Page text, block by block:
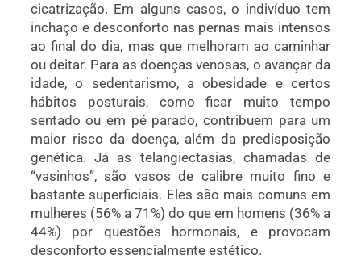
cicatrização. Em alguns casos, o indivíduo tem
inchaço e desconforto nas pernas mais intensos
ao final do dia, mas que melhoram ao caminhar
ou deitar. Para as doenças venosas, o avançar da
idade, o sedentarismo, a obesidade e certos
hábitos posturais, como ficar muito tempo
sentado ou em pé parado, contribuem para um
maior risco da doença, além da predisposição
genética. Já as telangiectasias, chamadas de
“vasinhos”, são vasos de calibre muito fino e
bastante superficiais. Eles são mais comuns em
mulheres (56% a 71%) do que em homens (36% a
44%) por questões hormonais, e provocam
desconforto essencialmente estético.